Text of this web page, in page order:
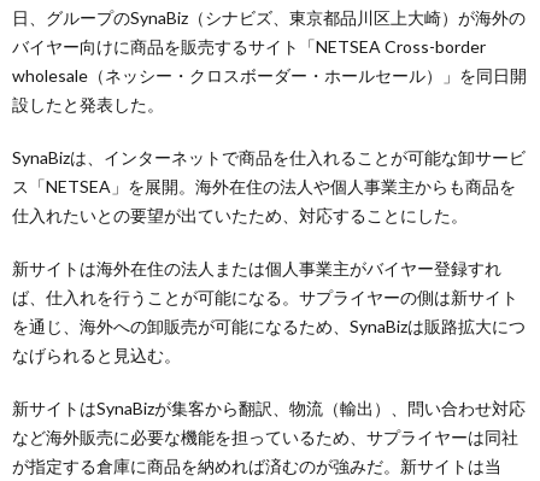
日、グループのSynaBiz（シナビズ、東京都品川区上大崎）が海外の
バイヤー向けに商品を販売するサイト「NETSEA Cross-border
wholesale（ネッシー・クロスボーダー・ホールセール）」を同日開
設したと発表した。
SynaBizは、インターネットで商品を仕入れることが可能な卸サービ
ス「NETSEA」を展開。海外在住の法人や個人事業主からも商品を
仕入れたいとの要望が出ていたため、対応することにした。
新サイトは海外在住の法人または個人事業主がバイヤー登録すれ
ば、仕入れを行うことが可能になる。サプライヤーの側は新サイト
を通じ、海外への卸販売が可能になるため、SynaBizは販路拡大につ
なげられると見込む。
新サイトはSynaBizが集客から翻訳、物流（輸出）、問い合わせ対応
など海外販売に必要な機能を担っているため、サプライヤーは同社
が指定する倉庫に商品を納めれば済むのが強みだ。新サイトは当